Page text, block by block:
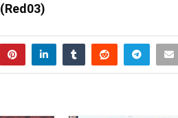
(Red03)